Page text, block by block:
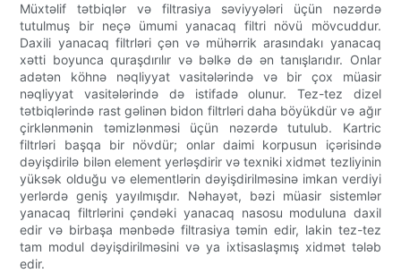
Müxtəlif tətbiqlər və filtrasiya səviyyələri üçün nəzərdə
tutulmuş bir neçə ümumi yanacaq filtri növü mövcuddur.
Daxili yanacaq filtrləri çən və mühərrik arasındakı yanacaq
xətti boyunca quraşdırılır və bəlkə də ən tanışlarıdır. Onlar
adətən köhnə nəqliyyat vasitələrində və bir çox müasir
nəqliyyat vasitələrində də istifadə olunur. Tez-tez dizel
tətbiqlərində rast gəlinən bidon filtrləri daha böyükdür və ağır
çirklənmənin təmizlənməsi üçün nəzərdə tutulub. Kartric
filtrləri başqa bir növdür; onlar daimi korpusun içərisində
dəyişdirilə bilən element yerləşdirir və texniki xidmət tezliyinin
yüksək olduğu və elementlərin dəyişdirilməsinə imkan verdiyi
yerlərdə geniş yayılmışdır. Nəhayət, bəzi müasir sistemlər
yanacaq filtrlərini çəndəki yanacaq nasosu moduluna daxil
edir və birbaşa mənbədə filtrasiya təmin edir, lakin tez-tez
tam modul dəyişdirilməsini və ya ixtisaslaşmış xidmət tələb
edir.